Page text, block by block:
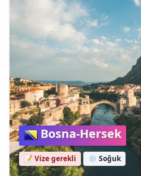
Bosna-Hersek
📝 Vize gerekli ❄️ Soğuk